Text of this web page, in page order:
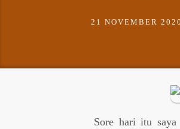
21 NOVEMBER 2020
Sore hari itu